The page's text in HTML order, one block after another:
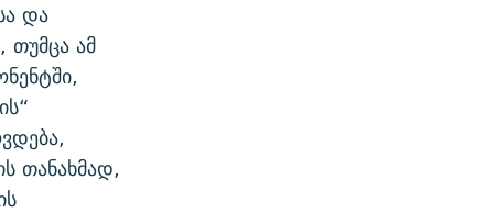
და
თუმცა ამ
თანახმად,